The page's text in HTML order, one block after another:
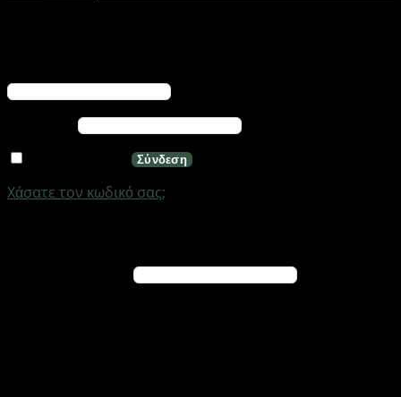
Απαιτείται
Σύνδεση
Χάσατε τον κωδικό σας;
Απαιτείται